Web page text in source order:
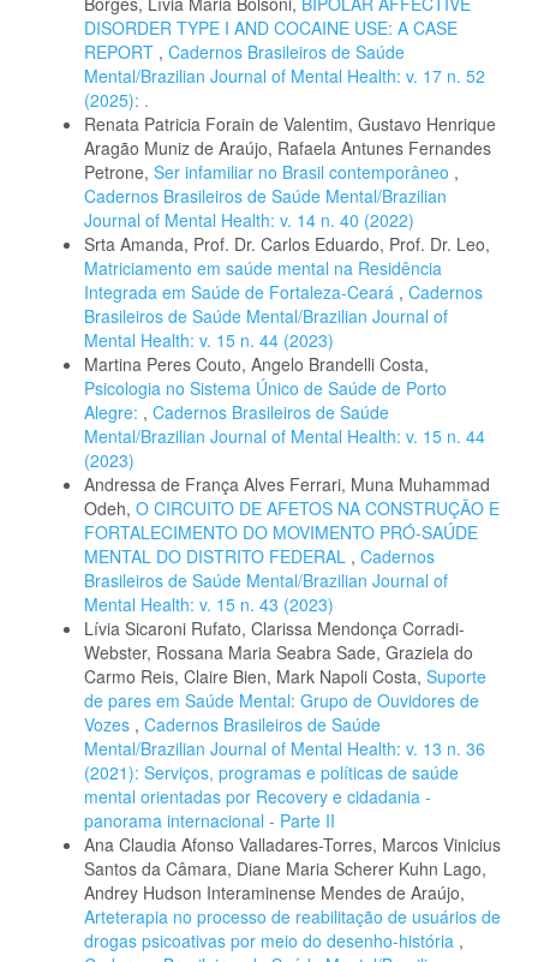
DISORDER TYPE I AND COCAINE USE: A CASE
REPORT , Cadernos Brasileiros de Saúde
Mental/Brazilian Journal of Mental Health: v. 17 n. 52
(2025): .
Renata Patricia Forain de Valentim, Gustavo Henrique
Aragão Muniz de Araújo, Rafaela Antunes Fernandes
Petrone, Ser infamiliar no Brasil contemporâneo ,
Cadernos Brasileiros de Saúde Mental/Brazilian
Journal of Mental Health: v. 14 n. 40 (2022)
Srta Amanda, Prof. Dr. Carlos Eduardo, Prof. Dr. Leo,
Matriciamento em saúde mental na Residência
Integrada em Saúde de Fortaleza-Ceará , Cadernos
Brasileiros de Saúde Mental/Brazilian Journal of
Mental Health: v. 15 n. 44 (2023)
Martina Peres Couto, Angelo Brandelli Costa,
Psicologia no Sistema Único de Saúde de Porto
Alegre: , Cadernos Brasileiros de Saúde
Mental/Brazilian Journal of Mental Health: v. 15 n. 44
(2023)
Andressa de França Alves Ferrari, Muna Muhammad
Odeh, O CIRCUITO DE AFETOS NA CONSTRUÇÃO E
FORTALECIMENTO DO MOVIMENTO PRÓ-SAÚDE
MENTAL DO DISTRITO FEDERAL , Cadernos
Brasileiros de Saúde Mental/Brazilian Journal of
Mental Health: v. 15 n. 43 (2023)
Lívia Sicaroni Rufato, Clarissa Mendonça Corradi-
Webster, Rossana Maria Seabra Sade, Graziela do
Carmo Reis, Claire Bien, Mark Napoli Costa, Suporte
de pares em Saúde Mental: Grupo de Ouvidores de
Vozes , Cadernos Brasileiros de Saúde
Mental/Brazilian Journal of Mental Health: v. 13 n. 36
(2021): Serviços, programas e políticas de saúde
mental orientadas por Recovery e cidadania -
panorama internacional - Parte II
Ana Claudia Afonso Valladares-Torres, Marcos Vinicius
Santos da Câmara, Diane Maria Scherer Kuhn Lago,
Andrey Hudson Interaminense Mendes de Araújo,
Arteterapia no processo de reabilitação de usuários de
drogas psicoativas por meio do desenho-história ,